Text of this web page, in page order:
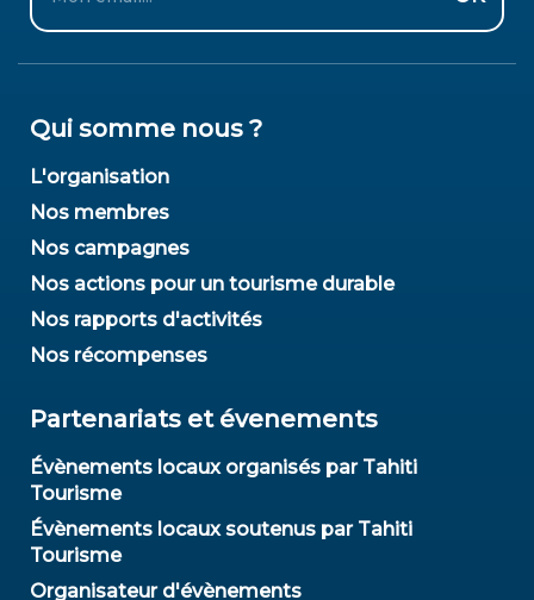
Qui somme nous ?
L'organisation
Nos membres
Nos campagnes
Nos actions pour un tourisme durable
Nos rapports d'activités
Nos récompenses
Partenariats et évenements
Évènements locaux organisés par Tahiti
Tourisme
Évènements locaux soutenus par Tahiti
Tourisme
Organisateur d'évènements